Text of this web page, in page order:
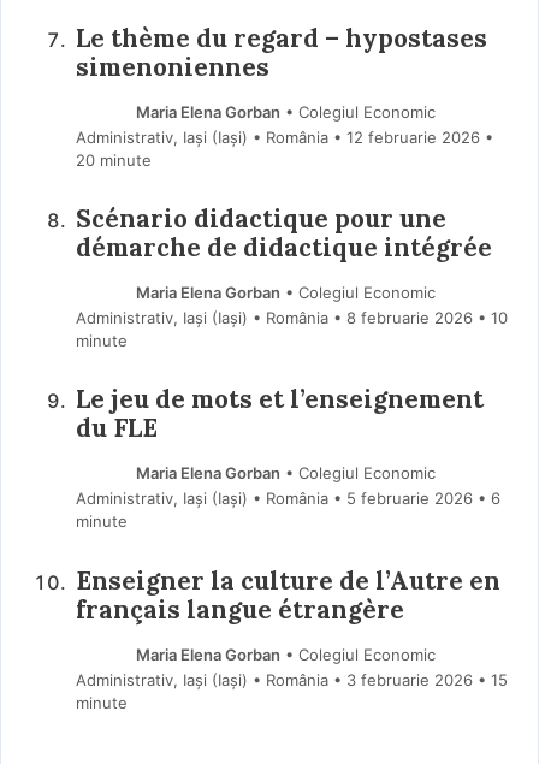
Le thème du regard – hypostases
simenoniennes
Maria Elena Gorban • Colegiul Economic
Administrativ, Iași (Iaşi) • România
12 februarie 2026 •
20 minute
Scénario didactique pour une
démarche de didactique intégrée
Maria Elena Gorban • Colegiul Economic
Administrativ, Iași (Iaşi) • România
8 februarie 2026 • 10
minute
Le jeu de mots et l’enseignement
du FLE
Maria Elena Gorban • Colegiul Economic
Administrativ, Iași (Iaşi) • România
5 februarie 2026 • 6
minute
Enseigner la culture de l’Autre en
français langue étrangère
Maria Elena Gorban • Colegiul Economic
Administrativ, Iași (Iaşi) • România
3 februarie 2026 • 15
minute